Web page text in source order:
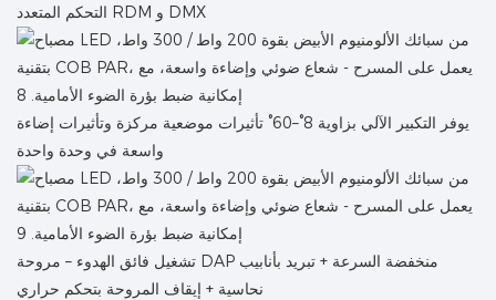
التحكم المتعدد RDM و DMX
يوفر التكبير الآلي بزاوية 8°–60° تأثيرات موضعية مركزة وتأثيرات إضاءة
واسعة في وحدة واحدة
تشغيل فائق الهدوء – مروحة DAP منخفضة السرعة + تبريد بأنابيب
نحاسية + إيقاف المروحة بتحكم حراري